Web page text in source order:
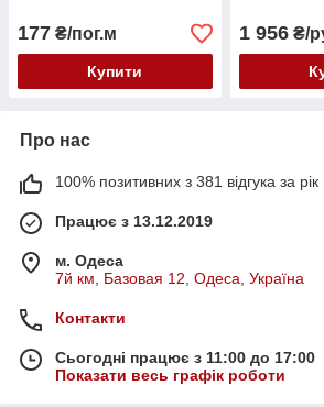
177 ₴/пог.м
Купити
1 956₴/
Про нас
100% позитивних з 381 відгука за рік
Працює з 13.12.2019
м. Одеса
7й км, Базовая 12, Одеса, Україна
Контакти
Сьогодні працює з 11:00 до 17:00
Показати весь графік роботи